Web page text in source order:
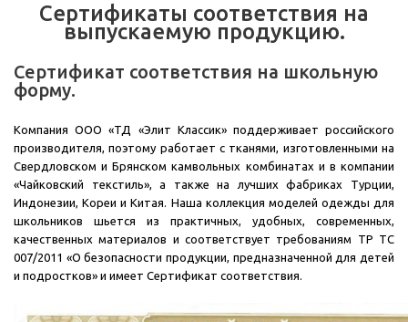
Сертификаты соответствия на
выпускаемую продукцию.
Сертификат соответствия на школьную
форму.
Компания ООО «ТД «Элит Классик» поддерживает российского
производителя, поэтому работает с тканями, изготовленными на
Свердловском и Брянском камвольных комбинатах и в компании
«Чайковский текстиль», а также на лучших фабриках Турции,
Индонезии, Кореи и Китая. Наша коллекция моделей одежды для
школьников шьется из практичных, удобных, современных,
качественных материалов и соответствует требованиям ТР ТС
007/2011 «О безопасности продукции, предназначенной для детей
и подростков» и имеет Сертификат соответствия.